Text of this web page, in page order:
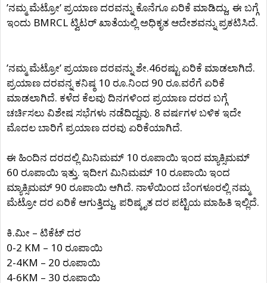
ʼನಮ್ಮ ಮೆಟ್ರೋʼ ಪ್ರಯಾಣ ದರವನ್ನು ಕೊನೆಗೂ ಏರಿಕೆ ಮಾಡಿದ್ದು, ಈ ಬಗ್ಗೆ
ಇಂದು BMRCL ಟ್ವಿಟರ್‌ ಖಾತೆಯಲ್ಲಿ ಅಧಿಕೃತ ಆದೇಶವನ್ನು ಪ್ರಕಟಿಸಿದೆ.
ʼನಮ್ಮ ಮೆಟ್ರೋʼ ಪ್ರಯಾಣ ದರವನ್ನು ಶೇ.46ರಷ್ಟು ಏರಿಕೆ ಮಾಡಲಾಗಿದೆ.
ಪ್ರಯಾಣ ದರವನ್ನ ಕನಿಷ್ಠ 10 ರೂ.ನಿಂದ 90 ರೂ.ವರೆಗೆ ಏರಿಕೆ
ಮಾಡಲಾಗಿದೆ. ಕಳೆದ ಕೆಲವು ದಿನಗಳಿಂದ ಪ್ರಯಾಣ ದರದ ಬಗ್ಗೆ
ಚರ್ಚಿಸಲು ವಿಶೇಷ ಸಭೆಗಳು ನಡೆದಿದ್ದವು. 8 ವರ್ಷಗಳ ಬಳಿಕ ಇದೇ
ಮೊದಲ ಬಾರಿಗೆ ಪ್ರಯಾಣ ದರವು ಏರಿಕೆಯಾಗಿದೆ.
ಈ ಹಿಂದಿನ ದರದಲ್ಲಿ ಮಿನಿಮಮ್ 10 ರೂಪಾಯಿ ಇಂದ ಮ್ಯಾಕ್ಸಿಮಮ್
60 ರೂಪಾಯಿ ಇತ್ತು. ಇದೀಗ ಮಿನಿಮಮ್ 10 ರೂಪಾಯಿ ಇಂದ
ಮ್ಯಾಕ್ಸಿಮಮ್ 90 ರೂಪಾಯಿ ಆಗಿದೆ. ನಾಳೆಯಿಂದ ಬೆಂಗಳೂರಲ್ಲಿ ನಮ್ಮ
ಮೆಟ್ರೋ ದರ ಏರಿಕೆ ಆಗುತ್ತಿದ್ದು, ಪರಿಷ್ಕೃತ ದರ ಪಟ್ಟಿಯ ಮಾಹಿತಿ ಇಲ್ಲಿದೆ.
ಕಿ.ಮೀ – ಟಿಕೆಟ್ ದರ
0-2 KM – 10 ರೂಪಾಯಿ
2-4KM – 20 ರೂಪಾಯಿ
4-6KM – 30 ರೂಪಾಯಿ